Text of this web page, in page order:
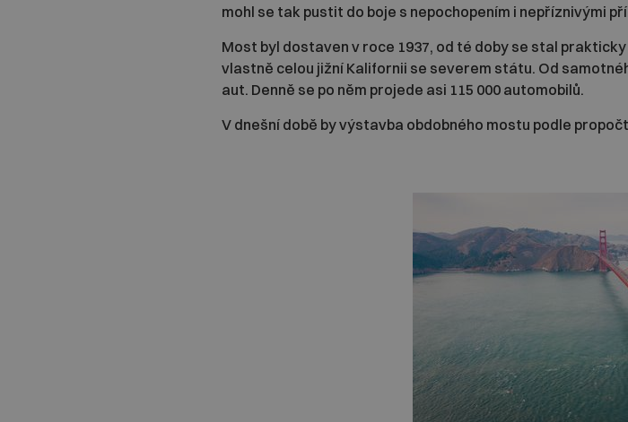
mohl se tak pustit do boje s nepochopením i nepříznivými
Most byl dostaven v roce 1937, od té doby se stal
vlastně celou jižní Kalifornii se severem státu. Od
aut. Denně se po něm projede asi 115 000 automobilů.
V dnešní době by výstavba obdobného mostu podle